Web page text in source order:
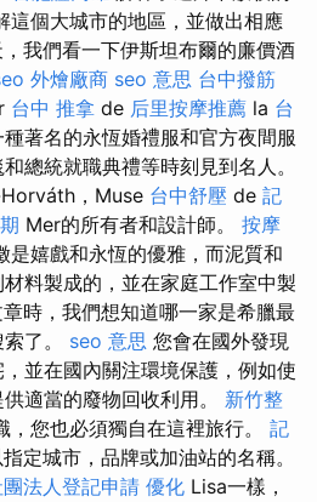
這個大城市的地區，並做出相應
我們看一下伊斯坦布爾的廉價酒
外燴廠商 seo 意思 台中撥筋
台中 推拿 de 后里按摩推薦 la 台
著名的永恆婚禮服和官方夜間服
總統就職典禮等時刻見到名人。
，Muse 台中舒壓 de 記
Mer的所有者和設計師。 按摩
是嬉戲和永恆的優雅，而泥質和
料製成的，並在家庭工作室中製
時，我們想知道哪一家是希臘最
了。 seo 意思 您會在國外發現
並在國內關注環境保護，例如使
適當的廢物回收利用。 新竹整
，您也必須獨自在這裡旅行。 記
定城市，品牌或加油站的名稱。
法人登記申請 優化 Lisa一樣，